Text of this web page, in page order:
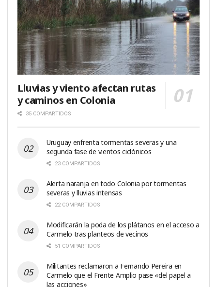
Lluvias y viento afectan rutas
y caminos en Colonia
35 COMPARTIDOS
Uruguay enfrenta tormentas severas y una
segunda fase de vientos ciclónicos
23 COMPARTIDOS
Alerta naranja en todo Colonia por tormentas
severas y lluvias intensas
22 COMPARTIDOS
Modificarán la poda de los plátanos en el acceso a
Carmelo tras planteos de vecinos
51 COMPARTIDOS
Militantes reclamaron a Fernando Pereira en
Carmelo que el Frente Amplio pase «del papel a
las acciones»